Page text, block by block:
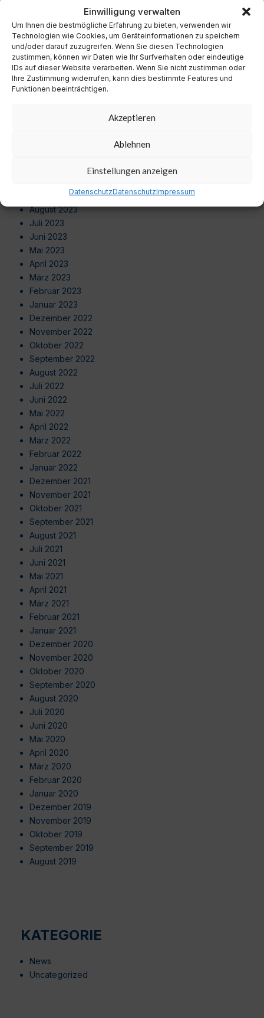
Einwilligung verwalten
Um Ihnen die bestmögliche Erfahrung zu bieten, verwenden wir
Technologien wie Cookies, um Geräteinformationen zu speichern
und/oder darauf zuzugreifen. Wenn Sie diesen Technologien
zustimmen, können wir Daten wie Ihr Surfverhalten oder eindeutige
IDs auf dieser Website verarbeiten. Wenn Sie nicht zustimmen oder
Ihre Zustimmung widerrufen, kann dies bestimmte Features und
Funktionen beeinträchtigen.
Akzeptieren
Ablehnen
Einstellungen anzeigen
DatenschutzDatenschutzImpressum
September 2024
August 2024
Juli 2024
Juni 2024
Mai 2024
November 2023
September 2023
August 2023
Juli 2023
Juni 2023
Mai 2023
April 2023
März 2023
Februar 2023
Januar 2023
Dezember 2022
November 2022
Oktober 2022
September 2022
August 2022
Juli 2022
Juni 2022
Mai 2022
April 2022
März 2022
Februar 2022
Januar 2022
Dezember 2021
November 2021
Oktober 2021
September 2021
August 2021
Juli 2021
Juni 2021
Mai 2021
April 2021
März 2021
Februar 2021
Januar 2021
Dezember 2020
November 2020
Oktober 2020
September 2020
August 2020
Juli 2020
Juni 2020
Mai 2020
April 2020
März 2020
Februar 2020
Januar 2020
Dezember 2019
November 2019
Oktober 2019
September 2019
August 2019
KATEGORIE
News
Uncategorized